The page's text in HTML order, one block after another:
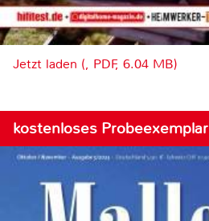
Jetzt laden (, PDF, 6.04 MB)
kostenloses Probeexemplar